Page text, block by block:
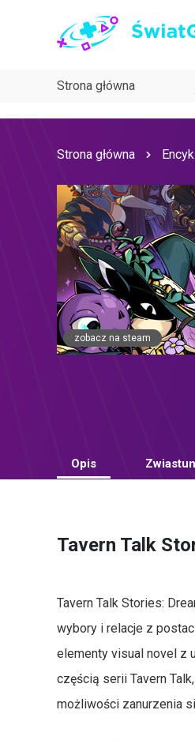
Strona główna
Strona główna
zobacz na steam
Opis Zwiastun
Tavern Talk
Tavern Talk Stories:
wybory i relacje z
elementy visual novel z
częścią serii Tavern
możliwości zanurzenia